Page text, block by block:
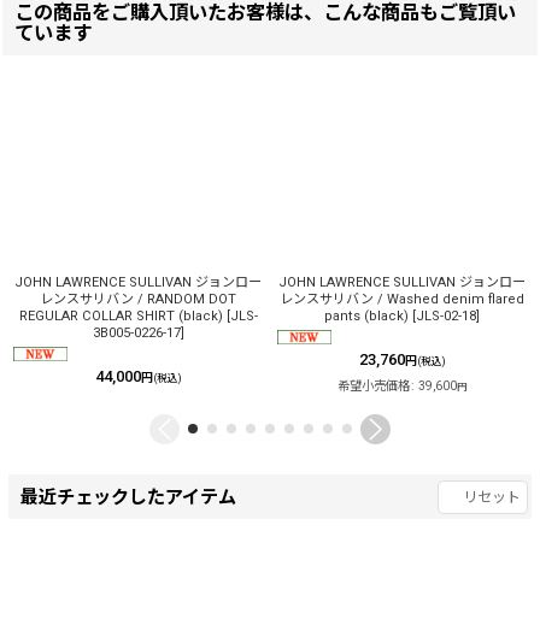
この商品をご購入頂いたお客様は、こんな商品もご覧頂い
ています
JOHN LAWRENCE SULLIVAN ジョンロー
レンスサリバン / RANDOM DOT
REGULAR COLLAR SHIRT (black) [JLS-
3B005-0226-17]
44,000円 (税込)
JOHN LAWRENCE SULLIVAN ジョンロー
レンスサリバン / Washed denim flared
pants (black) [JLS-02-18]
23,760円 (税込)
希望小売価格: 39,600円
最近チェックしたアイテム リセット